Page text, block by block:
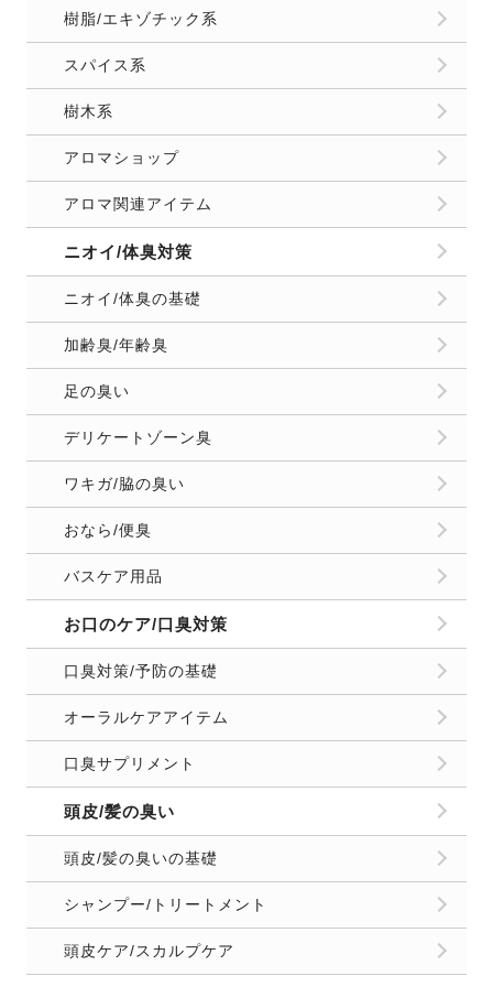
樹脂/エキゾチック系
スパイス系
樹木系
アロマショップ
アロマ関連アイテム
ニオイ/体臭対策
ニオイ/体臭の基礎
加齢臭/年齢臭
足の臭い
デリケートゾーン臭
ワキガ/脇の臭い
おなら/便臭
バスケア用品
お口のケア/口臭対策
口臭対策/予防の基礎
オーラルケアアイテム
口臭サプリメント
頭皮/髪の臭い
頭皮/髪の臭いの基礎
シャンプー/トリートメント
頭皮ケア/スカルプケア